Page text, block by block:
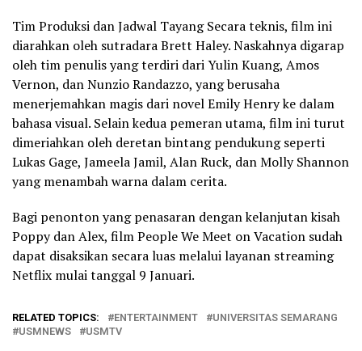
‎Tim Produksi dan Jadwal Tayang Secara teknis, film ini
diarahkan oleh sutradara Brett Haley. Naskahnya digarap
oleh tim penulis yang terdiri dari Yulin Kuang, Amos
Vernon, dan Nunzio Randazzo, yang berusaha
menerjemahkan magis dari novel Emily Henry ke dalam
bahasa visual. Selain kedua pemeran utama, film ini turut
dimeriahkan oleh deretan bintang pendukung seperti
Lukas Gage, Jameela Jamil, Alan Ruck, dan Molly Shannon
yang menambah warna dalam cerita.
‎Bagi penonton yang penasaran dengan kelanjutan kisah
Poppy dan Alex, film People We Meet on Vacation sudah
dapat disaksikan secara luas melalui layanan streaming
Netflix mulai tanggal 9 Januari.
RELATED TOPICS: ENTERTAINMENT
UNIVERSITAS SEMARANG
USMNEWS
USMTV